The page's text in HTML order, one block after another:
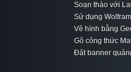
Soạn thảo với
Sử dụng
Vẽ hình bằng
Gõ công thức
Đặt banner